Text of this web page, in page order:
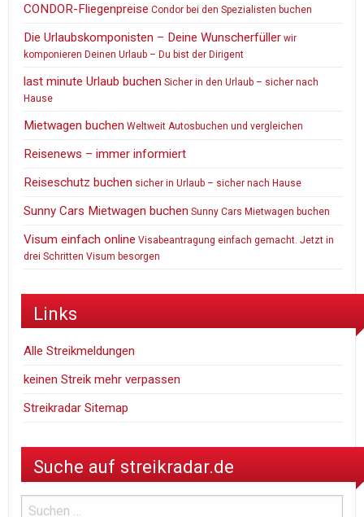
CONDOR-Fliegenpreise Condor bei den Spezialisten buchen
Die Urlaubskomponisten – Deine Wunscherfüller wir
komponieren Deinen Urlaub – Du bist der Dirigent
last minute Urlaub buchen Sicher in den Urlaub – sicher nach
Hause
Mietwagen buchen Weltweit Autosbuchen und vergleichen
Reisenews – immer informiert
Reiseschutz buchen sicher in Urlaub – sicher nach Hause
Sunny Cars Mietwagen buchen Sunny Cars Mietwagen buchen
Visum einfach online Visabeantragung einfach gemacht. Jetzt in
drei Schritten Visum besorgen
Links
Alle Streikmeldungen
keinen Streik mehr verpassen
Streikradar Sitemap
Suche auf streikradar.de